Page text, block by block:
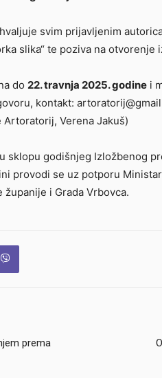
svim prijavljenim
slika“ te poziva na otvorenje
do 22. travnja 2025. godine i
kontakt:
Verena Jakuš)
sklopu godišnjeg Izložbenog
provodi se uz potporu
županije i Grada Vrbovca.
prema